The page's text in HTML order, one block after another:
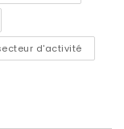
d'activité